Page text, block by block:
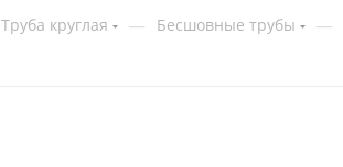
Труба круглая — Бесшовные трубы —